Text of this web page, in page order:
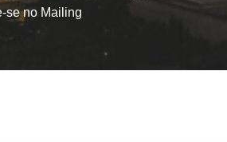
se no Mailing